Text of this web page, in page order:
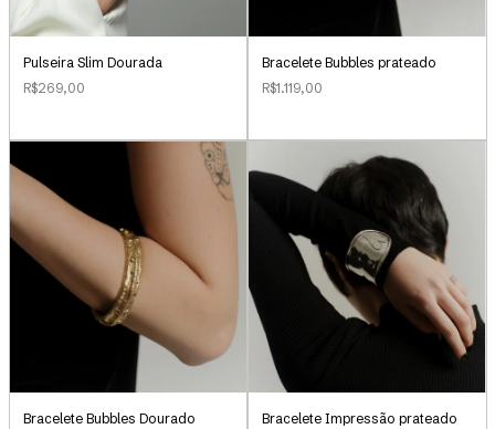
Pulseira Slim Dourada
R$269,00
Bracelete Bubbles prateado
R$1.119,00
Bracelete Bubbles Dourado
Bracelete Impressão prateado